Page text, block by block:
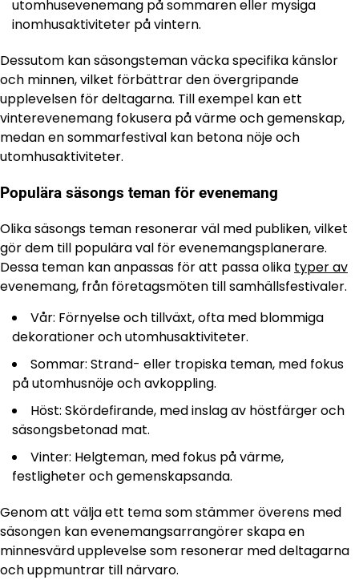
utomhusevenemang på sommaren eller mysiga
inomhusaktiviteter på vintern.
Dessutom kan säsongsteman väcka specifika känslor
och minnen, vilket förbättrar den övergripande
upplevelsen för deltagarna. Till exempel kan ett
vinterevenemang fokusera på värme och gemenskap,
medan en sommarfestival kan betona nöje och
utomhusaktiviteter.
Populära säsongs teman för evenemang
Olika säsongs teman resonerar väl med publiken, vilket
gör dem till populära val för evenemangsplanerare.
Dessa teman kan anpassas för att passa olika typer av
evenemang, från företagsmöten till samhällsfestivaler.
Vår: Förnyelse och tillväxt, ofta med blommiga
dekorationer och utomhusaktiviteter.
Sommar: Strand- eller tropiska teman, med fokus
på utomhusnöje och avkoppling.
Höst: Skördefirande, med inslag av höstfärger och
säsongsbetonad mat.
Vinter: Helgteman, med fokus på värme,
festligheter och gemenskapsanda.
Genom att välja ett tema som stämmer överens med
säsongen kan evenemangsarrangörer skapa en
minnesvärd upplevelse som resonerar med deltagarna
och uppmuntrar till närvaro.